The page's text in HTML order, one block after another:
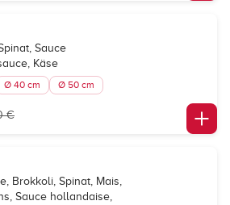
Sauce
Käse
Ø 40 cm Ø 50 cm
€
Brokkoli, Spinat, Mais,
Sauce hollandaise,